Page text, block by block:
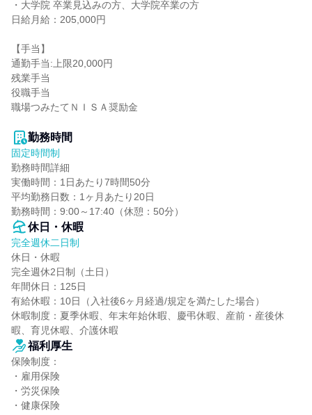
・大学院 卒業見込みの方、大学院卒業の方
日給月給：205,000円
【手当】
通勤手当:上限20,000円
残業手当
役職手当
職場つみたてＮＩＳＡ奨励金
勤務時間
固定時間制
勤務時間詳細
実働時間：1日あたり7時間50分
平均勤務日数：1ヶ月あたり20日
勤務時間：9:00～17:40（休憩：50分）
休日・休暇
完全週休二日制
休日・休暇
完全週休2日制（土日）
年間休日：125日
有給休暇：10日（入社後6ヶ月経過/規定を満たした場合）
休暇制度：夏季休暇、年末年始休暇、慶弔休暇、産前・産後休
暇、育児休暇、介護休暇
福利厚生
保険制度：
・雇用保険
・労災保険
・健康保険